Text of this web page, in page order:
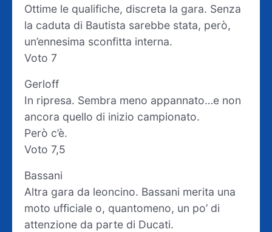
Ottime le qualifiche, discreta la gara. Senza
la caduta di Bautista sarebbe stata, però,
un’ennesima sconfitta interna.
Voto 7
Gerloff
In ripresa. Sembra meno appannato…e non
ancora quello di inizio campionato.
Però c’è.
Voto 7,5
Bassani
Altra gara da leoncino. Bassani merita una
moto ufficiale o, quantomeno, un po’ di
attenzione da parte di Ducati.